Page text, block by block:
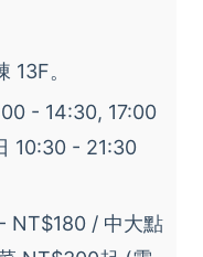
13F。
- 14:30, 17:00
10:30 - 21:30
NT$180 / 中大點